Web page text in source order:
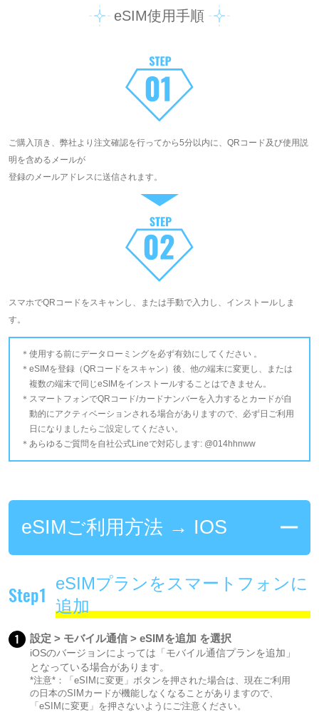
eSIM使用手順
ご購入頂き、弊社より注文確認を行ってから5分以内に、QRコード及び使用説
明を含めるメールが
登録のメールアドレスに送信されます。
スマホでQRコードをスキャンし、または手動で入力し、インストールしま
す。
使用する前にデータローミングを必ず有効にしてください 。
eSIMを登録（QRコードをスキャン）後、他の端末に変更し、または
複数の端末で同じeSIMをインストールすることはできません。
スマートフォンでQRコード/カードナンバーを入力するとカードが自
動的にアクティベーションされる場合がありますので、必ず日ご利用
日になりましたらご設定してください。
あらゆるご質問を自社公式Lineで対応します: @014hhnww
eSIMご利用方法 → IOS
Step1
eSIMプランをスマートフォンに
追加
1 設定 > モバイル通信 > eSIMを追加 を選択
iOSのバージョンによっては「モバイル通信プランを追加」
となっている場合があります。
*注意*：「eSIMに変更」ボタンを押された場合は、現在ご利用
の日本のSIMカードが機能しなくなることがありますので、
「eSIMに変更」を押さないようにご注意ください。